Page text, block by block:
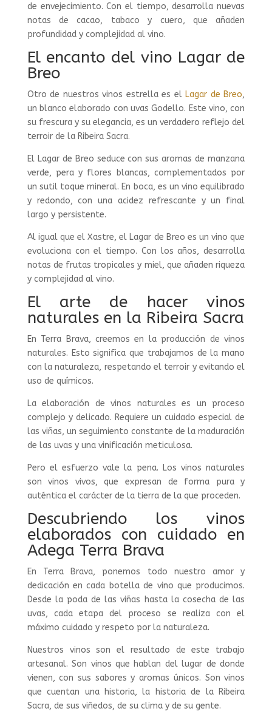
de envejecimiento. Con el tiempo, desarrolla nuevas
notas de cacao, tabaco y cuero, que añaden
profundidad y complejidad al vino.
El encanto del vino Lagar de
Breo
Otro de nuestros vinos estrella es elLagar de Breo,
un blanco elaborado con uvas Godello. Este vino, con
su frescura y su elegancia, es un verdadero reflejo del
terroir de la Ribeira Sacra.
El Lagar de Breo seduce con sus aromas de manzana
verde, pera y flores blancas, complementados por
un sutil toque mineral. En boca, es un vino equilibrado
y redondo, con una acidez refrescante y un final
largo y persistente.
Al igual que el Xastre, el Lagar de Breo es un vino que
evoluciona con el tiempo. Con los años, desarrolla
notas de frutas tropicales y miel, que añaden riqueza
y complejidad al vino.
El arte de hacer vinos
naturales en la Ribeira Sacra
En Terra Brava, creemos en la producción de vinos
naturales. Esto significa que trabajamos de la mano
con la naturaleza, respetando el terroir y evitando el
uso de químicos.
La elaboración de vinos naturales es un proceso
complejo y delicado. Requiere un cuidado especial de
las viñas, un seguimiento constante de la maduración
de las uvas y una vinificación meticulosa.
Pero el esfuerzo vale la pena. Los vinos naturales
son vinos vivos, que expresan de forma pura y
auténtica el carácter de la tierra de la que proceden.
Descubriendo los vinos
elaborados con cuidado en
Adega Terra Brava
En Terra Brava, ponemos todo nuestro amor y
dedicación en cada botella de vino que producimos.
Desde la poda de las viñas hasta la cosecha de las
uvas, cada etapa del proceso se realiza con el
máximo cuidado y respeto por la naturaleza.
Nuestros vinos son el resultado de este trabajo
artesanal. Son vinos que hablan del lugar de donde
vienen, con sus sabores y aromas únicos. Son vinos
que cuentan una historia, la historia de la Ribeira
Sacra, de sus viñedos, de su clima y de su gente.